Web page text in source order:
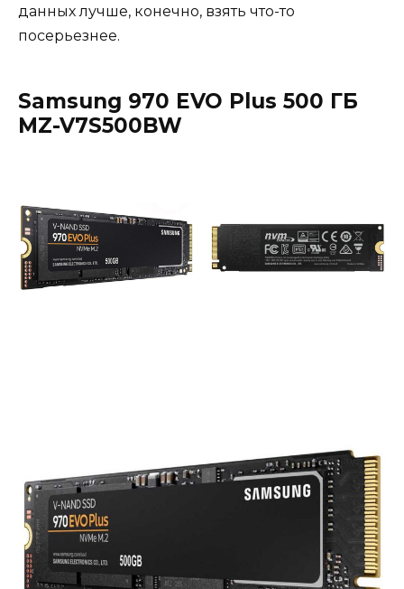
данных лучше, конечно, взять что-то
посерьезнее.
Samsung 970 EVO Plus 500 ГБ
MZ-V7S500BW